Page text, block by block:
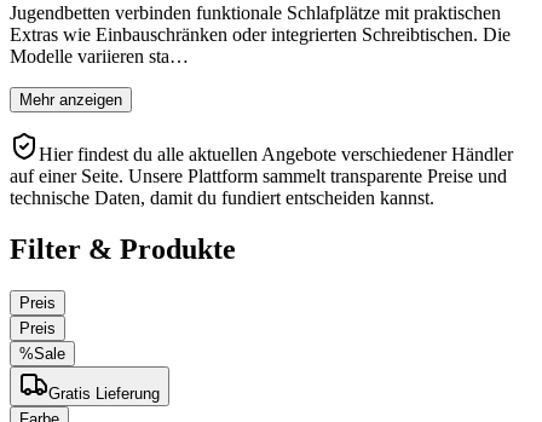
Jugendbetten verbinden funktionale Schlafplätze mit praktischen
Extras wie Einbauschränken oder integrierten Schreibtischen. Die
Modelle variieren sta…
Mehr anzeigen
Hier findest du alle aktuellen Angebote verschiedener Händler
auf einer Seite. Unsere Plattform sammelt transparente Preise und
technische Daten, damit du fundiert entscheiden kannst.
Filter & Produkte
Preis
Preis
%Sale
Gratis Lieferung